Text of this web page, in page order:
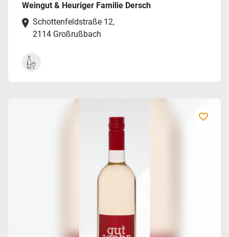
Weingut & Heuriger Familie Dersch
Schottenfeldstraße 12,
2114 Großrußbach